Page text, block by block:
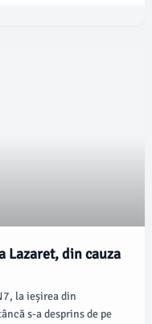
Lazaret, din cauza
la ieșirea din
s-a desprins de pe